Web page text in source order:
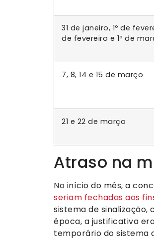
31 de janeiro, 1º de
de fevereiro e 1º de
7, 8, 14 e 15 de março
21 e 22 de março
Atraso na
No início do mês, a
seriam fechadas aos
sistema de sinalização,
época, a justificativa
temporário do sistema